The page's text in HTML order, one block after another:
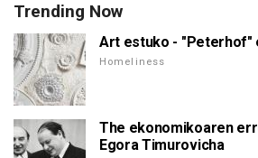
Trending Now
Art estuko - "Peterhof"
Homeliness
The ekonomikoaren
Egora Timurovicha